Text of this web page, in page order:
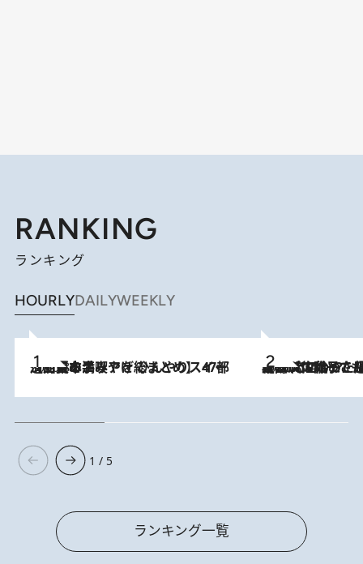
RANKING
ランキング
HOURLYDAILYWEEKLY
2026.8.5
【西日本エリアを総まとめ】 47都道府県の手みやげ ひんやりスイーツで夏を満喫 2026.8.5
【阿川佐和子さんの年とる力】なぜ70代で始めた趣味は“こんなに楽しい”のか？ ピアノ、俳句…スランプに陥っても続けられる“ある秘訣”とは
1 / 5
ランキング一覧